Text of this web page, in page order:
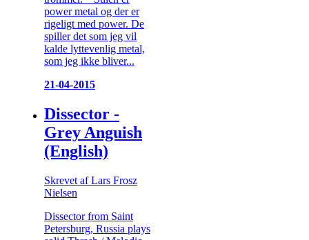
power metal og der er
rigeligt med power. De
spiller det som jeg vil
kalde lyttevenlig metal,
som jeg ikke bliver...
21-04-2015
Dissector -
Grey Anguish
(English)
Skrevet af Lars Frosz
Nielsen
Dissector from Saint
Petersburg, Russia plays